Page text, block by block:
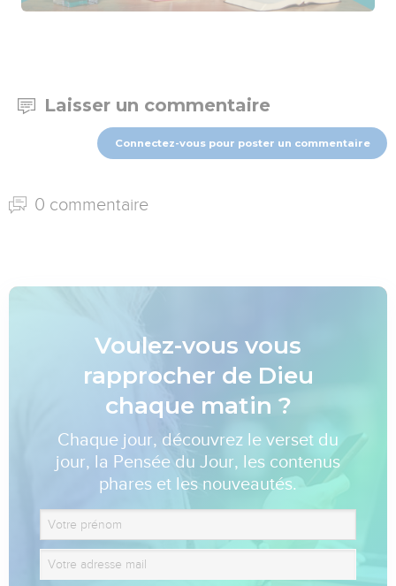
Laisser un commentaire
Connectez-vous pour poster un commentaire
0 commentaire
Voulez-vous vous
rapprocher de Dieu
chaque matin ?
Chaque jour, découvrez le verset du
jour, la Pensée du Jour, les contenus
phares et les nouveautés.